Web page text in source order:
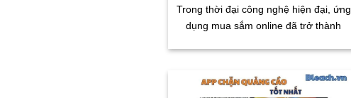
Trong thời đại công nghệ hiện đại, ứng
dụng mua sắm online đã trở thành